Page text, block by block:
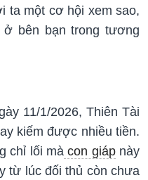
ta một cơ hội xem sao,
bên bạn trong tương
11/1/2026, Thiên Tài
kiếm được nhiều tiền.
chỉ lối mà con giápnày
từ lúc đối thủ còn chưa